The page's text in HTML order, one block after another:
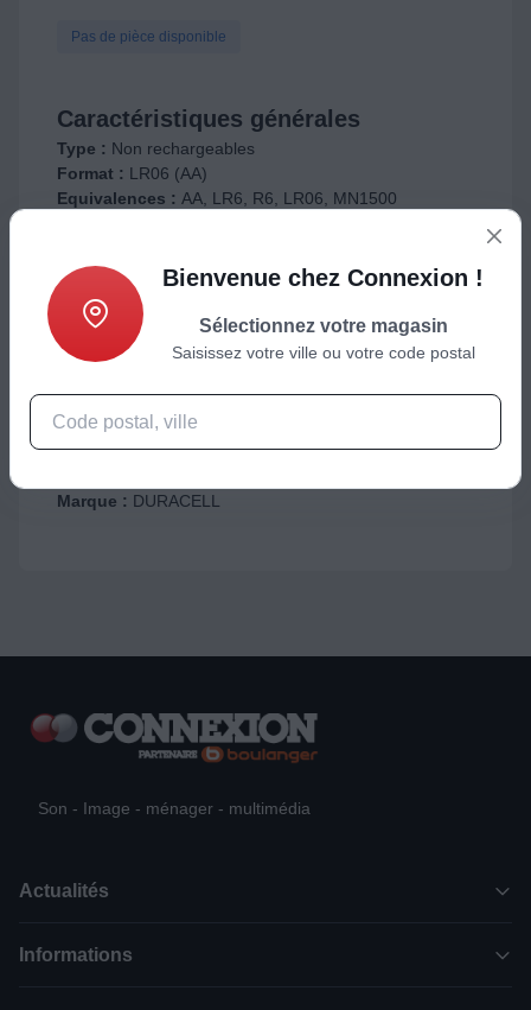
Pas de pièce disponible
Caractéristiques générales
Type : Non rechargeables
Format : LR06 (AA)
Equivalences : AA, LR6, R6, LR06, MN1500
Dimensions
Poids Net (kg) :
0.198
Poids Brut (kg) :0.22
Informations complémentaires
Référence constructeur :PLUS POWERBOOST AA
Marque : DURACELL
Son - Image - ménager - multimédia
Actualités
Informations
Bienvenue chez Connexion !
Sélectionnez votre magasin
Saisissez votre ville ou votre code postal